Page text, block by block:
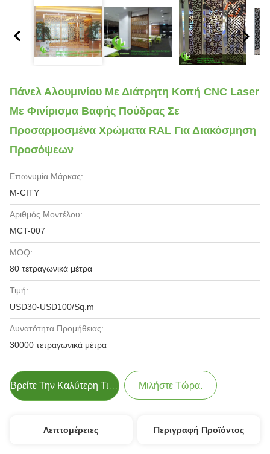
Πάνελ Αλουμινίου Με Διάτρητη Κοπή CNC Laser
Με Φινίρισμα Βαφής Πούδρας Σε
Προσαρμοσμένα Χρώματα RAL Για Διακόσμηση
Προσόψεων
Επωνυμία Μάρκας:
M-CITY
Αριθμός Μοντέλου:
MCT-007
MOQ:
80 τετραγωνικά μέτρα
Τιμή:
USD30-USD100/Sq.m
Δυνατότητα Προμήθειας:
30000 τετραγωνικά μέτρα
Βρείτε Την Καλύτερη Τιμή Μιλήστε Τώρα.
Λεπτομέρειες Περιγραφή Προϊόντος